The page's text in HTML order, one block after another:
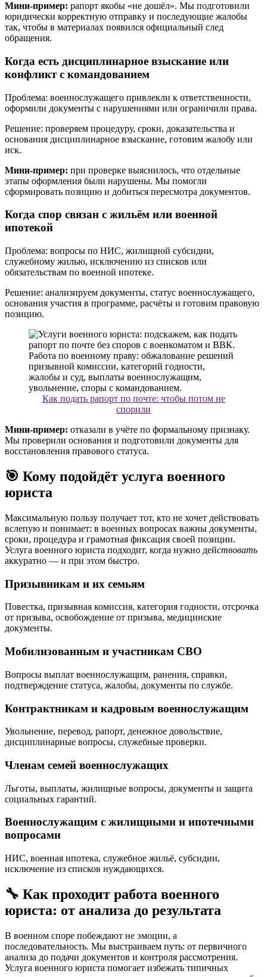
Мини-пример: рапорт якобы «не дошёл». Мы подготовили
юридически корректную отправку и последующие жалобы
так, чтобы в материалах появился официальный след
обращения.
Когда есть дисциплинарное взыскание или
конфликт с командованием
Проблема: военнослужащего привлекли к ответственности,
оформили документы с нарушениями или ограничили права.
Решение: проверяем процедуру, сроки, доказательства и
основания дисциплинарное взыскание, готовим жалобу или
иск.
Мини-пример: при проверке выяснилось, что отдельные
этапы оформления были нарушены. Мы помогли
сформировать позицию и добиться пересмотра документов.
Когда спор связан с жильём или военной
ипотекой
Проблема: вопросы по НИС, жилищной субсидии,
служебному жилью, исключению из списков или
обязательствам по военной ипотеке.
Решение: анализируем документы, статус военнослужащего,
основания участия в программе, расчёты и готовим правовую
позицию.
Как подать рапорт по почте: чтобы потом не
спорили
Мини-пример: отказали в учёте по формальному признаку.
Мы проверили основания и подготовили документы для
восстановления правового статуса.
🎯 Кому подойдёт услуга военного
юриста
Максимальную пользу получает тот, кто не хочет действовать
вслепую и понимает: в военных вопросах важны документы,
сроки, процедура и грамотная фиксация своей позиции.
Услуга военного юриста подходит, когда нужно действовать
аккуратно — и при этом быстро.
Призывникам и их семьям
Повестка, призывная комиссия, категория годности, отсрочка
от призыва, освобождение от призыва, медицинские
документы.
Мобилизованным и участникам СВО
Вопросы выплат военнослужащим, ранения, справки,
подтверждение статуса, жалобы, документы по службе.
Контрактникам и кадровым военнослужащим
Увольнение, перевод, рапорт, денежное довольствие,
дисциплинарные вопросы, служебные проверки.
Членам семей военнослужащих
Льготы, выплаты, жилищные вопросы, документы и защита
социальных гарантий.
Военнослужащим с жилищными и ипотечными
вопросами
НИС, военная ипотека, служебное жильё, субсидии,
исключение из списков нуждающихся.
🔧 Как проходит работа военного
юриста: от анализа до результата
В военном споре побеждают не эмоции, а
последовательность. Мы выстраиваем путь: от первичного
анализа до подачи документов и контроля рассмотрения.
Услуга военного юриста помогает избежать типичных